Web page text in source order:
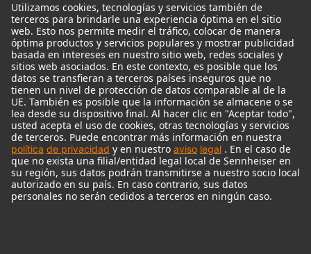
Monitor Accessories
Auriculares
Micrófonos Legendarios
Audio Interface